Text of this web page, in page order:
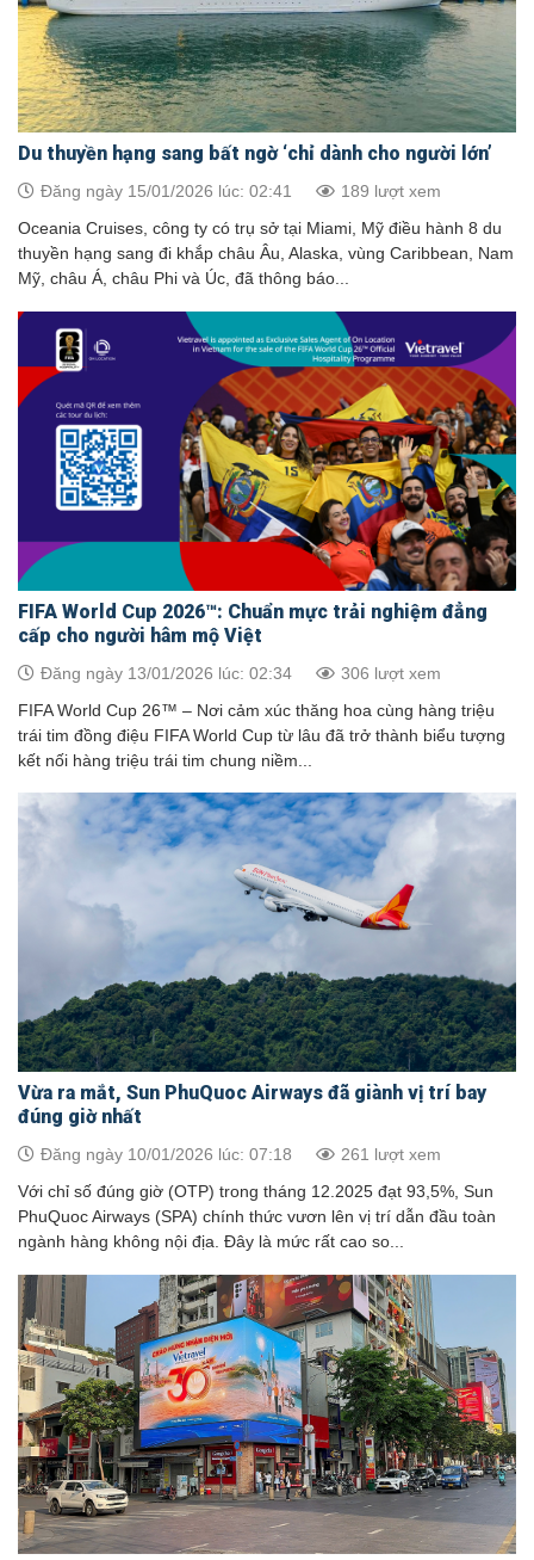
Du thuyền hạng sang bất ngờ ‘chỉ dành cho người lớn’
Đăng ngày 15/01/2026 lúc: 02:41 189 lượt xem
Oceania Cruises, công ty có trụ sở tại Miami, Mỹ điều hành 8 du
thuyền hạng sang đi khắp châu Âu, Alaska, vùng Caribbean, Nam
Mỹ, châu Á, châu Phi và Úc, đã thông báo...
FIFA World Cup 2026™: Chuẩn mực trải nghiệm đẳng
cấp cho người hâm mộ Việt
Đăng ngày 13/01/2026 lúc: 02:34 306 lượt xem
FIFA World Cup 26™ – Nơi cảm xúc thăng hoa cùng hàng triệu
trái tim đồng điệu FIFA World Cup từ lâu đã trở thành biểu tượng
kết nối hàng triệu trái tim chung niềm...
Vừa ra mắt, Sun PhuQuoc Airways đã giành vị trí bay
đúng giờ nhất
Đăng ngày 10/01/2026 lúc: 07:18 261 lượt xem
Với chỉ số đúng giờ (OTP) trong tháng 12.2025 đạt 93,5%, Sun
PhuQuoc Airways (SPA) chính thức vươn lên vị trí dẫn đầu toàn
ngành hàng không nội địa. Đây là mức rất cao so...